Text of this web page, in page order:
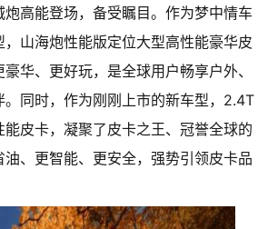
高能登场，备受瞩目。作为梦中情车
山海炮性能版定位大型高性能豪华皮
华、更好玩，是全球用户畅享户外、
。同时，作为刚刚上市的新车型，2.4T
皮卡，凝聚了皮卡之王、冠誉全球的
、更智能、更安全，强势引领皮卡品